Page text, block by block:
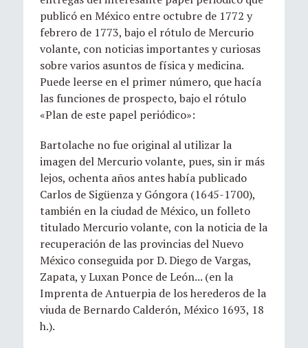
publicó en México entre octubre de 1772 y
febrero de 1773, bajo el rótulo de Mercurio
volante, con noticias importantes y curiosas
sobre varios asuntos de física y medicina.
Puede leerse en el primer número, que hacía
las funciones de prospecto, bajo el rótulo
«Plan de este papel periódico»:
Bartolache no fue original al utilizar la
imagen del Mercurio volante, pues, sin ir más
lejos, ochenta años antes había publicado
Carlos de Sigüenza y Góngora (1645-1700),
también en la ciudad de México, un folleto
titulado Mercurio volante, con la noticia de la
recuperación de las provincias del Nuevo
México conseguida por D. Diego de Vargas,
Zapata, y Luxan Ponce de León... (en la
Imprenta de Antuerpia de los herederos de la
viuda de Bernardo Calderón, México 1693, 18
h.).